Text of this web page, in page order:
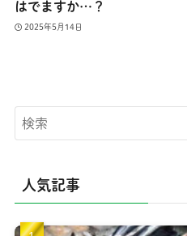
はでますか…？
2025年5月14日
人気記事